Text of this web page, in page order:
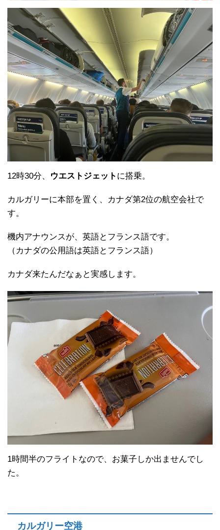
12時30分、 ウエストジェット に搭乗。
カルガリーに本部を置く、カナダ第2位の航空会社で
す。
機内アナウンスが、英語とフランス語です。
（カナダの公用語は英語とフランス語）
カナダ来たんだなぁと実感します。
1時間半のフライトなので、お菓子しか出ませんでし
た。
カルガリー空港